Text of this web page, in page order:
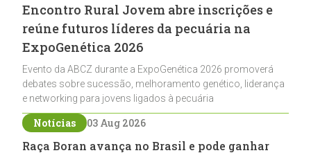
Encontro Rural Jovem abre inscrições e
reúne futuros líderes da pecuária na
ExpoGenética 2026
Evento da ABCZ durante a ExpoGenética 2026 promoverá
debates sobre sucessão, melhoramento genético, liderança
e networking para jovens ligados à pecuária
Notícias 03 Aug 2026
Raça Boran avança no Brasil e pode ganhar